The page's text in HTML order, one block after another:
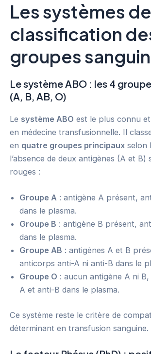
Les systèmes de
classification
groupes
Le système ABO : les 4
(A, B, AB, O)
Le système ABO est le plus connu
en médecine transfusionnelle. Il
en quatre groupes principaux selon
l’absence de deux antigènes (A et B)
rouges :
Groupe A : antigène A présent,
dans le plasma.
Groupe B : antigène B présent,
dans le plasma.
Groupe AB : antigènes A et B
anticorps anti-A ni anti-B dans le
Groupe O : aucun antigène A ni
A et anti-B dans le plasma.
Ce système reste le critère de
déterminant en transfusion sanguine.